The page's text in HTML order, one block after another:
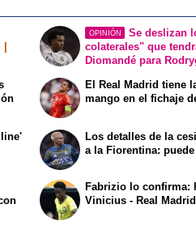
OPINIÓN
Se deslizan
colaterales" que
Diomandé para
El Real Madrid tiene
mango en el fichaje
Los detalles de la
a la Fiorentina:
Fabrizio lo confirma:
Vinicius - Real Madrid